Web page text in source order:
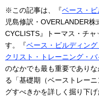
※この記事は、『ベース・
児島修訳・OVERLANDER
CYCLISTS』トーマス・チ
す。『ベース・ビルディン
クリスト・トレーニング・バ
のなかでも最も重要であり
る「基礎期（ベーストレー
グすべきかを詳しく掘り下